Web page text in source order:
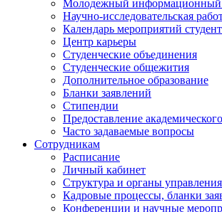
Молодежный информационный
Научно-исследовательская
Календарь мероприятий
Центр карьеры
Студенческие объединения
Студенческие общежития
Дополнительное образование
Бланки заявлений
Стипендии
Предоставление
Часто задаваемые вопросы
Сотрудникам
Расписание
Личный кабинет
Структура и органы
Кадровые процессы, бланки
Конференции и научные